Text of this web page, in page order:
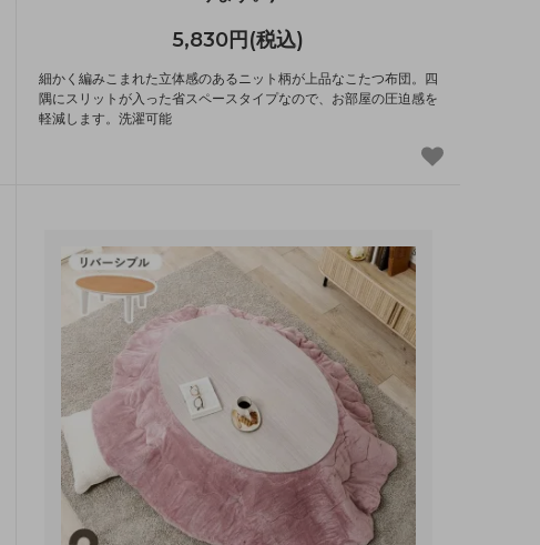
5,830円(税込)
細かく編みこまれた立体感のあるニット柄が上品なこたつ布団。四
隅にスリットが入った省スペースタイプなので、お部屋の圧迫感を
軽減します。洗濯可能